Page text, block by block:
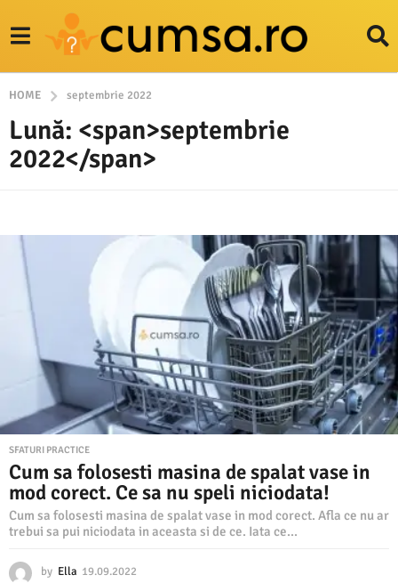
HOME septembrie 2022
Lună: <span>septembrie
2022</span>
SFATURI PRACTICE
Cum sa folosesti masina de spalat vase in
mod corect. Ce sa nu speli niciodata!
Cum sa folosesti masina de spalat vase in mod corect. Afla ce nu ar
trebui sa pui niciodata in aceasta si de ce. Iata ce...
by Ella 19.09.2022